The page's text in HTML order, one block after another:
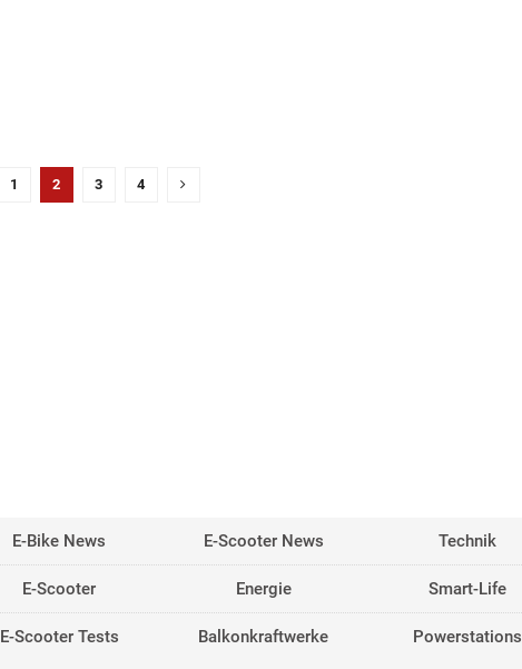
1 2 3 4
E-Bike News E-Scooter News Technik
E-Scooter Energie Smart-Life
E-Scooter Tests Balkonkraftwerke Powerstations